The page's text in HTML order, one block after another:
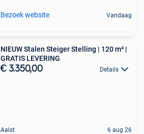
Bezoek website Vandaag
NIEUW Stalen Steiger Stelling | 120 m² |
GRATIS LEVERING
€ 3.350,00 Details
Aalst 6 aug 26